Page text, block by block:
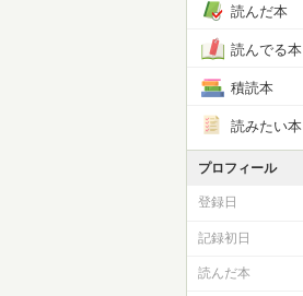
読んだ本
読んでる本
積読本
読みたい本
プロフィール
登録日
記録初日
読んだ本